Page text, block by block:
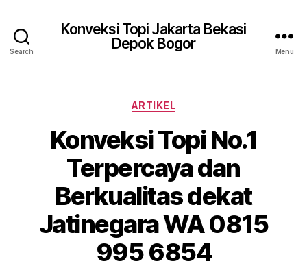
Search
Konveksi Topi Jakarta Bekasi
Depok Bogor
Menu
Categories
ARTIKEL
Konveksi Topi No.1
Terpercaya dan
Berkualitas dekat
Jatinegara WA 0815
995 6854